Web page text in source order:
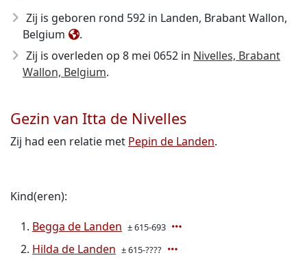
Zij is geboren rond 592 in Landen, Brabant Wallon,
Belgium
.
Zij is overleden op 8 mei 0652 in Nivelles, Brabant
Wallon, Belgium.
Gezin van Itta de Nivelles
Zij had een relatie met Pepin de Landen.
Kind(eren):
Begga de Landen ± 615-693
Hilda de Landen ± 615-????